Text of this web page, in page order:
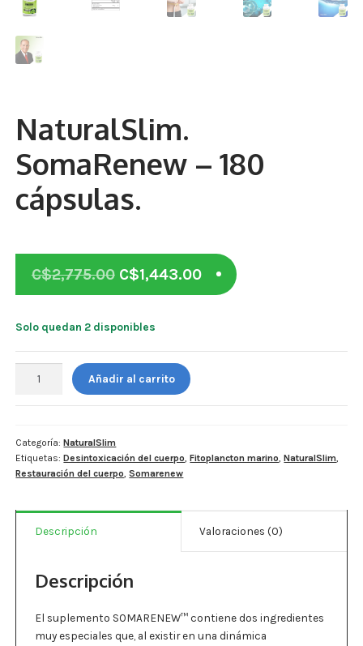
Antioxidantes
NaturalSlim
Sueño
Omega 3 Y Omega 369
Niños
Para Hombres
Control Del Peso
Aminoácidos
Multivitaminas Adultos 50 Años A Más
NaturalSlim.
SomaRenew – 180
cápsulas.
C$2,775.00 Original
price
was:
C$2,775.00.
C$1,443.00Current
price
C$1,443.00.
Solo quedan 2 disponibles
NaturalSlim.
SomaRenew
-
cápsulas.
cantidad
Añadir al carrito
Categoría:NaturalSlim
Etiquetas:Desintoxicación del cuerpo ,Fitoplancton marino ,NaturalSlim
Restauración del cuerpo ,Somarenew
Descripción Valoraciones (0)
Descripción
El suplemento SOMARENEW™ contiene dos ingredientes
muy especiales que, al existir en una dinámica